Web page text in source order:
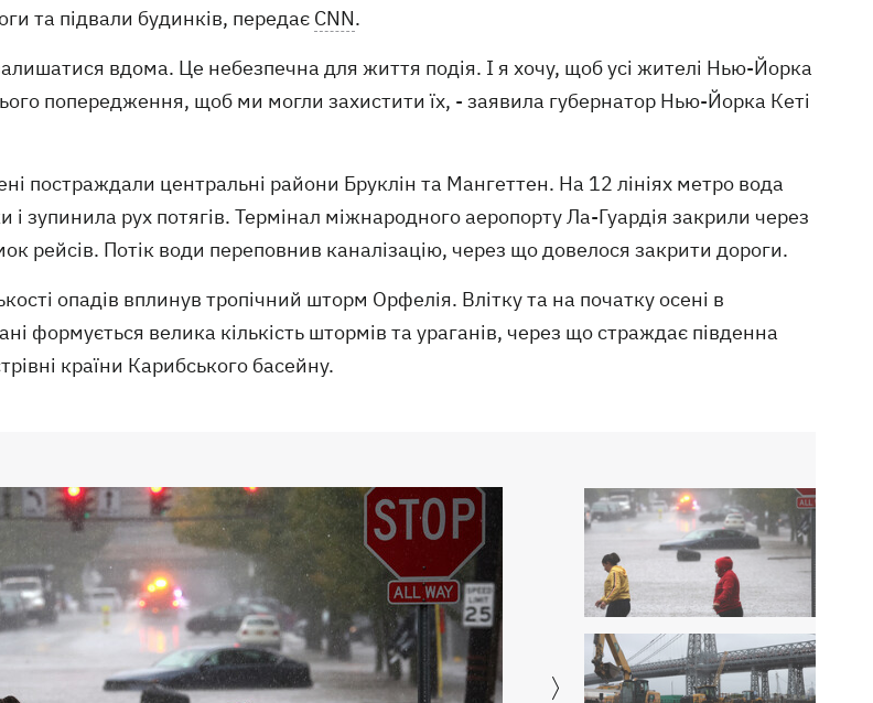
та підвали будинків, передає CNN.
вдома. Це небезпечна для життя подія. І я хочу, щоб усі жителі Нью-Йорка
попередження, щоб ми могли захистити їх, - заявила губернатор Нью-Йорка Кеті
постраждали центральні райони Бруклін та Мангеттен. На 12 лініях метро вода
і зупинила рух потягів. Термінал міжнародного аеропорту Ла-Гуардія закрили через
рейсів. Потік води переповнив каналізацію, через що довелося закрити дороги.
опадів вплинув тропічний шторм Орфелія. Влітку та на початку осені в
формується велика кількість штормів та ураганів, через що страждає південна
країни Карибського басейну.